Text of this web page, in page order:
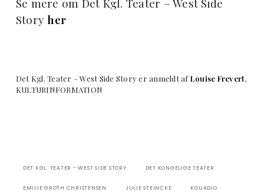
Se mere om Det Kgl. Teater – West Side
Storyher
Det Kgl. Teater – West Side Story er anmeldt afLouise Frevert,
KULTURINFORMATION
DET KGL. TEATER - WEST SIDE STORY DET KONGELIGE TEATER
EMILIE GROTH CHRISTENSEN JULIE STEINCKE KOUADIO